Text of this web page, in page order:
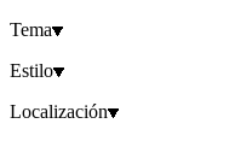
Tema
Estilo
Localización